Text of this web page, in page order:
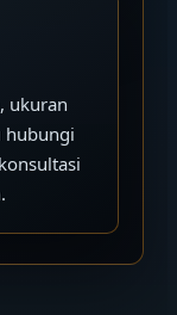
ukuran
hubungi